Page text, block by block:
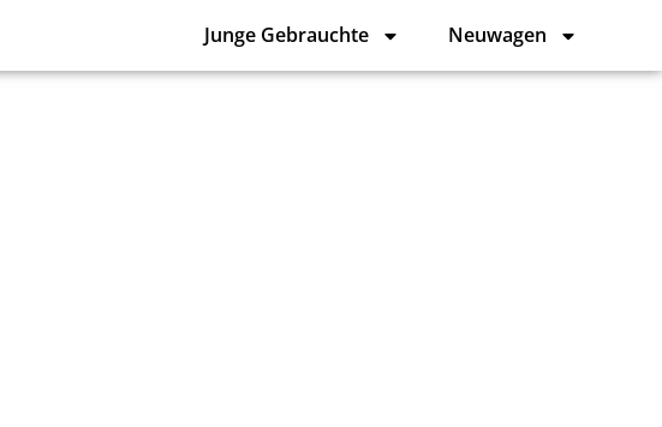
Junge Gebrauchte Neuwagen